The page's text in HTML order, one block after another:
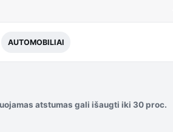
AUTOMOBILIAI
atstumas gali išaugti iki 30 proc.